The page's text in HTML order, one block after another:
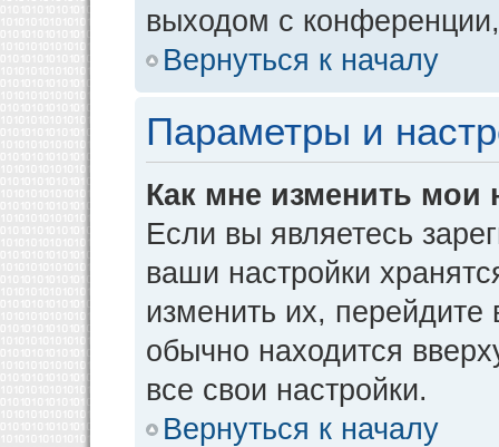
выходом с
Вернуться к началу
Параметры и
Как мне изменить мои
Если вы являетесь
ваши настройки
изменить их, перейдите
обычно находится
все свои настройки.
Вернуться к началу